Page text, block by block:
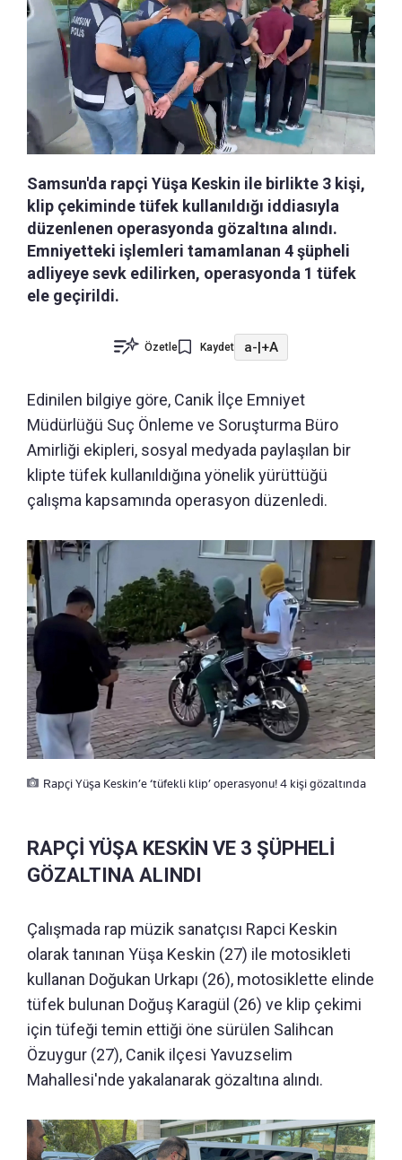
Samsun'da rapçi Yüşa Keskin ile birlikte 3 kişi,
klip çekiminde tüfek kullanıldığı iddiasıyla
düzenlenen operasyonda gözaltına alındı.
Emniyetteki işlemleri tamamlanan 4 şüpheli
adliyeye sevk edilirken, operasyonda 1 tüfek
ele geçirildi.
Özetle Kaydet a-|+A
Edinilen bilgiye göre, Canik İlçe Emniyet
Müdürlüğü Suç Önleme ve Soruşturma Büro
Amirliği ekipleri, sosyal medyada paylaşılan bir
klipte tüfek kullanıldığına yönelik yürüttüğü
çalışma kapsamında operasyon düzenledi.
Rapçi Yüşa Keskin’e ‘tüfekli klip’ operasyonu! 4 kişi gözaltında
RAPÇİ YÜŞA KESKİN VE 3 ŞÜPHELİ
GÖZALTINA ALINDI
Çalışmada rap müzik sanatçısı Rapci Keskin
olarak tanınan Yüşa Keskin (27) ile motosikleti
kullanan Doğukan Urkapı (26), motosiklette elinde
tüfek bulunan Doğuş Karagül (26) ve klip çekimi
için tüfeği temin ettiği öne sürülen Salihcan
Özuygur (27), Canik ilçesi Yavuzselim
Mahallesi'nde yakalanarak gözaltına alındı.